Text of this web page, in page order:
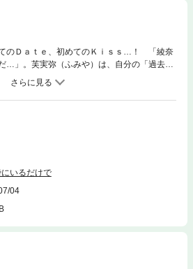
のＤａｔｅ、初めてのＫｉｓｓ…！ 「綾奈
…」。芙実弥（ふみや）は、自分の「過去」
れを理解した綾奈は、先輩のやさしさの深さ
に入り、湖での合宿に行くことになったラグ
が遅い芙実弥を心配して探しに来た綾奈は、
る。…そしてそこには芙実弥の姿も…。戸惑
いるだけで
04